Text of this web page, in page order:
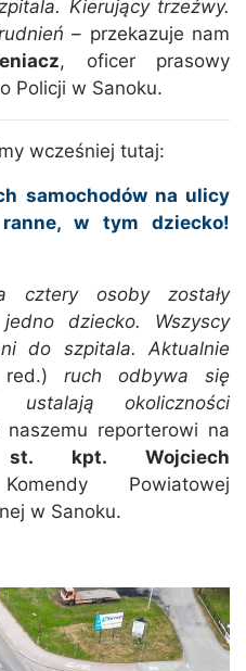
Kierujący trzeźwy.
– przekazuje nam
, oficer prasowy
Policji w Sanoku.
wcześniej tutaj:
samochodów na ulicy
w tym dziecko!
cztery osoby zostały
dziecko. Wszyscy
do szpitala. Aktualnie
red.) ruch odbywa się
ustalają okoliczności
naszemu reporterowi na
st. kpt. Wojciech
Powiatowej
w Sanoku.